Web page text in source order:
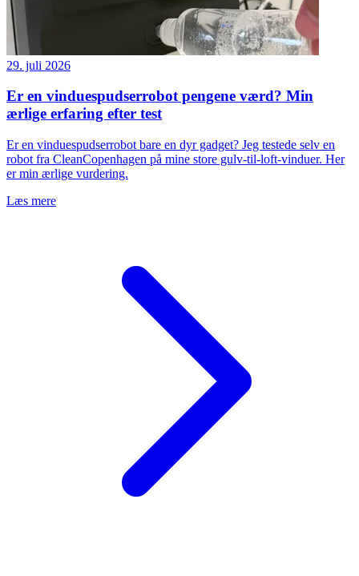
29. juli 2026
Er en vinduespudserrobot pengene værd? Min
ærlige erfaring efter test
Er en vinduespudserrobot bare en dyr gadget? Jeg testede selv en
robot fra CleanCopenhagen på mine store gulv-til-loft-vinduer. Her
er min ærlige vurdering.
Læs mere